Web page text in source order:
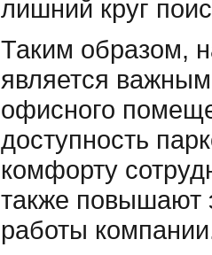
лишний круг
Таким образом,
является
офисного
доступность
комфорту
также повышают
работы